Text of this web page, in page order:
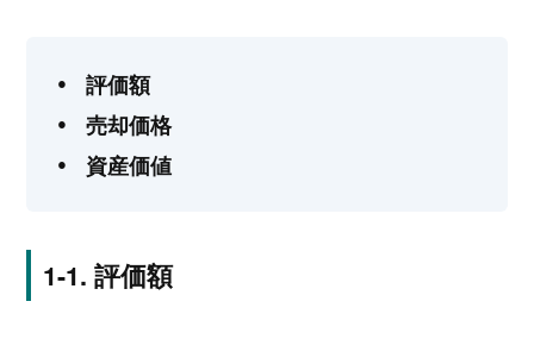
評価額
売却価格
資産価値
評価額